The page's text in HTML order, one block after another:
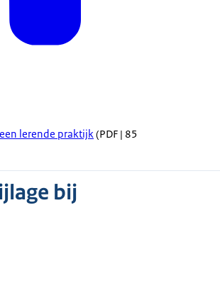
lerende praktijk(PDF | 85
bij